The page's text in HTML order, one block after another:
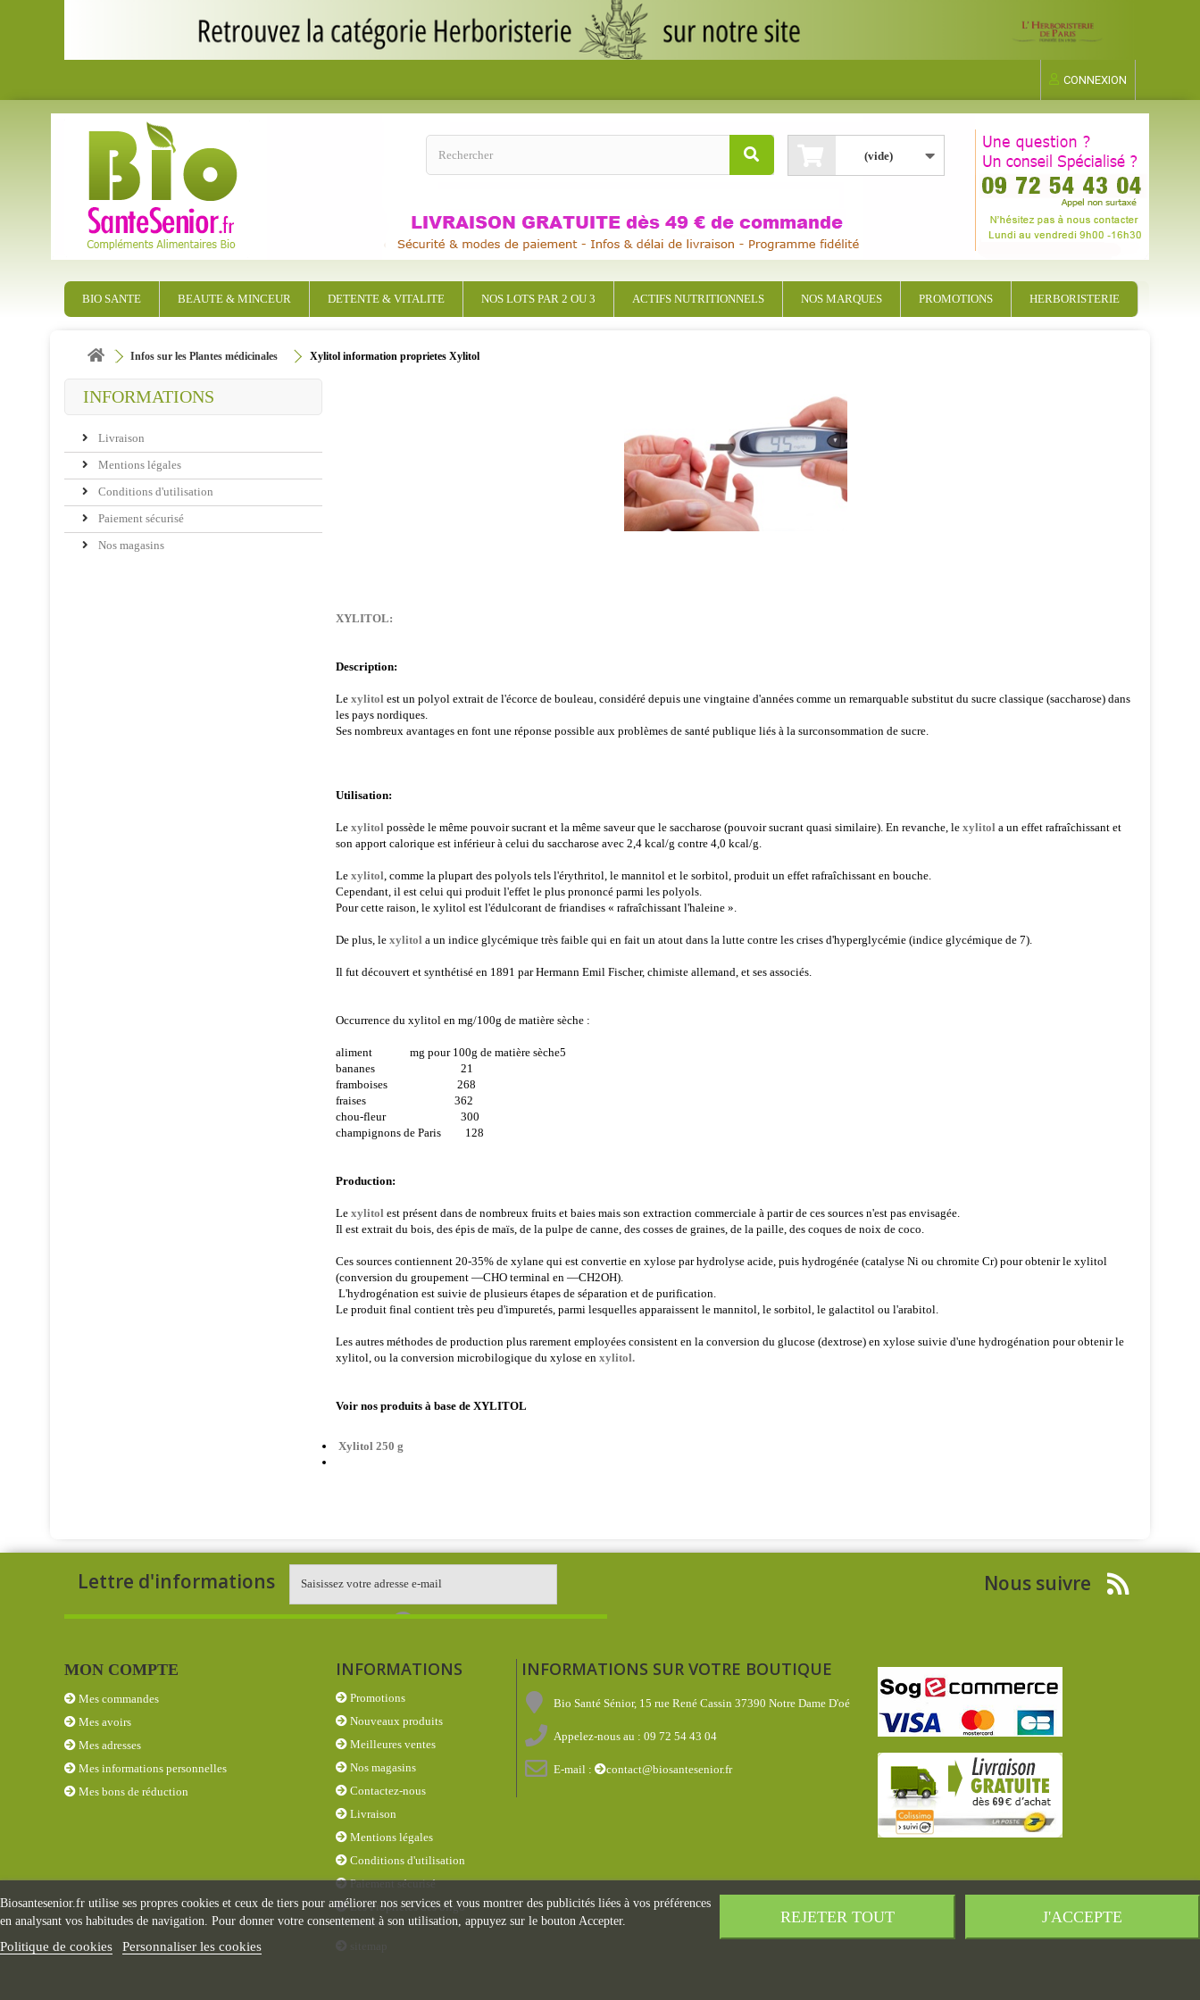
CONNEXION
(vide)
BIO SANTE BEAUTE & MINCEUR DETENTE & VITALITE NOS LOTS PAR 2 OU 3 ACTIFS NUTRITIONNELS NOS MARQUES PROMOTIONS HERBORISTERIE
Infos sur les Plantes médicinales Xylitol information proprietes Xylitol
INFORMATIONS
Livraison
Mentions légales
Conditions d'utilisation
Paiement sécurisé
Nos magasins
XYLITOL:
Description:
Le xylitol est un polyol extrait de l'écorce de bouleau, considéré depuis une vingtaine d'années comme un remarquable substitut du sucre classique (saccharose) dans
les pays nordiques.
Ses nombreux avantages en font une réponse possible aux problèmes de santé publique liés à la surconsommation de sucre.
Utilisation:
Le xylitol possède le même pouvoir sucrant et la même saveur que le saccharose (pouvoir sucrant quasi similaire). En revanche, le xylitol a un effet rafraîchissant et
son apport calorique est inférieur à celui du saccharose avec 2,4 kcal/g contre 4,0 kcal/g.
Le xylitol , comme la plupart des polyols tels l'érythritol, le mannitol et le sorbitol, produit un effet rafraîchissant en bouche.
Cependant, il est celui qui produit l'effet le plus prononcé parmi les polyols.
Pour cette raison, le xylitol est l'édulcorant de friandises « rafraîchissant l'haleine ».
De plus, le xylitol a un indice glycémique très faible qui en fait un atout dans la lutte contre les crises d'hyperglycémie (indice glycémique de 7).
Il fut découvert et synthétisé en 1891 par Hermann Emil Fischer, chimiste allemand, et ses associés.
Occurrence du xylitol en mg/100g de matière sèche :
aliment mg pour 100g de matière sèche5
bananes 21
framboises 268
fraises 362
chou-fleur 300
champignons de Paris 128
Production:
Lexylitol est présent dans de nombreux fruits et baies mais son extraction commerciale à partir de ces sources n'est pas envisagée.
Il est extrait du bois, des épis de maïs, de la pulpe de canne, des cosses de graines, de la paille, des coques de noix de coco.
Ces sources contiennent 20-35% de xylane qui est convertie en xylose par hydrolyse acide, puis hydrogénée (catalyse Ni ou chromite Cr) pour obtenir le xylitol
(conversion du groupement —CHO terminal en —CH2OH).
L'hydrogénation est suivie de plusieurs étapes de séparation et de purification.
Le produit final contient très peu d'impuretés, parmi lesquelles apparaissent le mannitol, le sorbitol, le galactitol ou l'arabitol.
Les autres méthodes de production plus rarement employées consistent en la conversion du glucose (dextrose) en xylose suivie d'une hydrogénation pour obtenir le
xylitol, ou la conversion microbilogique du xylose en xylitol.
Voir nos produits à base de XYLITOL
Xylitol 250 g
Lettre d'informations Nous suivre
MON COMPTE
Mes commandes
Mes avoirs
Mes adresses
Mes informations personnelles
Mes bons de réduction
INFORMATIONS
Promotions
Nouveaux produits
Meilleures ventes
Nos magasins
Contactez-nous
Livraison
Mentions légales
Conditions d'utilisation
Paiement sécurisé
Les Propriétés des oligo
éléments
INFORMATIONS SUR VOTRE BOUTIQUE
Bio Santé Sénior, 15 rue René Cassin 37390 Notre Dame D'oé
Appelez-nous au :09 72 54 43 04
E-mail : contact@biosantesenior.fr
Biosantesenior.fr utilise ses propres cookies et ceux de tiers pour améliorer nos services et vous montrer des publicités liées à vos préférences
en analysant vos habitudes de navigation. Pour donner votre consentement à son utilisation, appuyez sur le bouton Accepter.
Politique de cookies Personnaliser les cookies
REJETER TOUT J'ACCEPTE